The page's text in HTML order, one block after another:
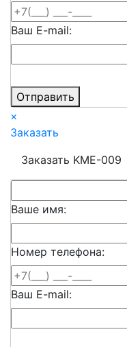
Ваш E-mail:
Отправить
×
Заказать
Заказать KME-009
Ваше имя:
Номер телефона:
Ваш E-mail: